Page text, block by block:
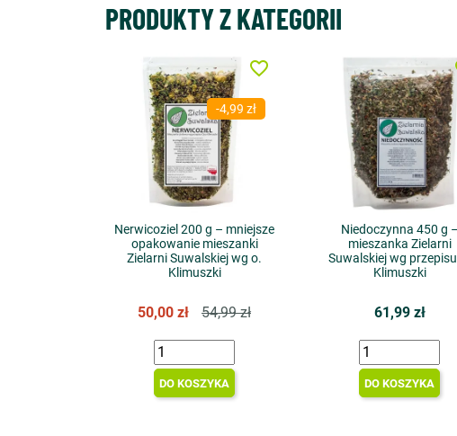
PRODUKTY Z KATEGORII
-4,99 zł
Nerwicoziel 200 g – mniejsze
opakowanie mieszanki
Zielarni Suwalskiej wg o.
Klimuszki
50,00 zł 54,99 zł
DO KOSZYKA
favorite_border
Niedoczynna 450 g –
mieszanka Zielarni
Suwalskiej wg
Klimuszki
61,99 zł
DO KOSZYKA